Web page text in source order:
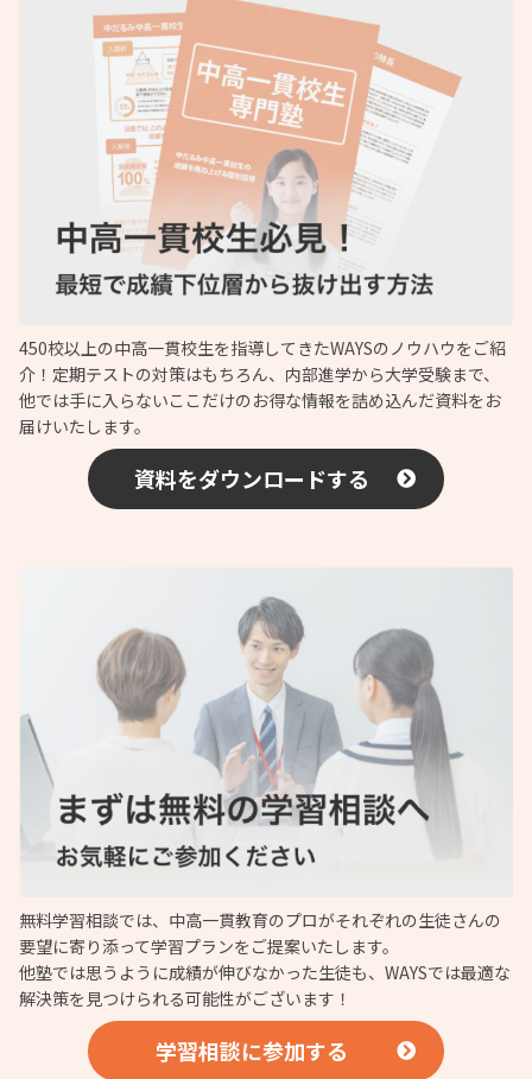
450校以上の中高一貫校生を指導してきたWAYSのノウハウをご紹
介！定期テストの対策はもちろん、内部進学から大学受験まで、
他では手に入らないここだけのお得な情報を詰め込んだ資料をお
届けいたします。
資料をダウンロードする
無料学習相談では、中高一貫教育のプロがそれぞれの生徒さんの
要望に寄り添って学習プランをご提案いたします。
他塾では思うように成績が伸びなかった生徒も、WAYSでは最適な
解決策を見つけられる可能性がございます！
学習相談に参加する